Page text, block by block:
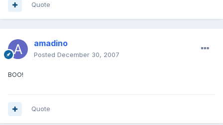
Quote
amadino
Posted December 30, 2007
BOO!
Quote